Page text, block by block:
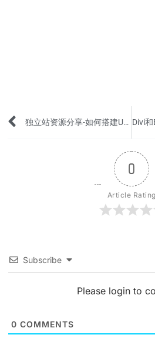
Prev 独立站资源分享-如何搭建URL短链接平台，并监控点击量和流量来源？
0
Article Rating
Subscribe
Please login to
0 COMMENTS